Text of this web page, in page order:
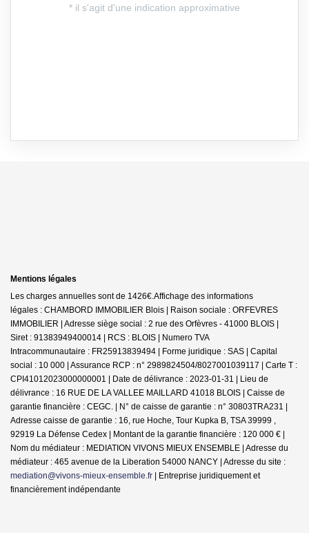
Mentions légales
Les charges annuelles sont de 1426€.Affichage des informations
légales : CHAMBORD IMMOBILIER Blois | Raison sociale : ORFEVRES
IMMOBILIER | Adresse siège social : 2 rue des Orfèvres - 41000 BLOIS |
Siret : 91383949400014 | RCS : BLOIS | Numero TVA
Intracommunautaire : FR25913839494 | Forme juridique : SAS | Capital
social : 10 000 | Assurance RCP : n° 2989824504/8027001039117 | Carte T :
CPI41012023000000001 | Date de délivrance : 2023-01-31 | Lieu de
délivrance : 16 RUE DE LA VALLEE MAILLARD 41018 BLOIS | Caisse de
garantie financière : CEGC. | N° de caisse de garantie : n° 30803TRA231 |
Adresse caisse de garantie : 16, rue Hoche, Tour Kupka B, TSA 39999 ,
92919 La Défense Cedex | Montant de la garantie financière : 120 000 € |
Nom du médiateur : MEDIATION VIVONS MIEUX ENSEMBLE | Adresse du
médiateur : 465 avenue de la Liberation 54000 NANCY | Adresse du site :
mediation@vivons-mieux-ensemble.fr | Entreprise juridiquement et
financièrement indépendante